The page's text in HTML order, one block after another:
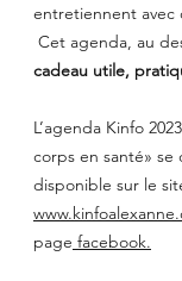
entretiennent avec
Cet agenda, au
cadeau utile,
L’agenda Kinfo
corps en santé» se
disponible sur le
page facebook.